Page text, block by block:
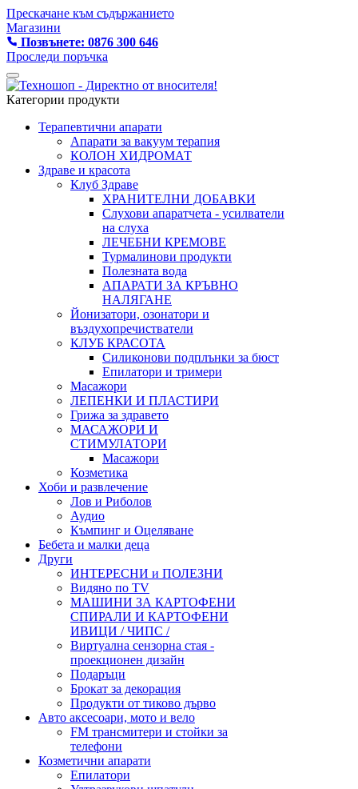
Прескачане към съдържанието
Магазини
Позвънете: 0876 300 646
Проследи поръчка
Категории продукти
Терапевтични апарати
Апарати за вакуум терапия
КОЛОН ХИДРОМАТ
Здраве и красота
Клуб Здраве
ХРАНИТЕЛНИ ДОБАВКИ
Слухови апаратчета - усилватели
на слуха
ЛЕЧЕБНИ КРЕМОВЕ
Турмалинови продукти
Полезната вода
АПАРАТИ ЗА КРЪВНО
НАЛЯГАНЕ
Йонизатори, озонатори и
въздухопречистватели
КЛУБ КРАСОТА
Силиконови подплънки за бюст
Епилатори и тримери
Масажори
ЛЕПЕНКИ И ПЛАСТИРИ
Грижа за здравето
МАСАЖОРИ И
СТИМУЛАТОРИ
Масажори
Козметика
Хоби и развлечение
Лов и Риболов
Аудио
Къмпинг и Оцеляване
Бебета и малки деца
Други
ИНТЕРЕСНИ и ПОЛЕЗНИ
Видяно по TV
МАШИНИ ЗА КАРТОФЕНИ
СПИРАЛИ И КАРТОФЕНИ
ИВИЦИ / ЧИПС /
Виртуална сензорна стая -
проекционен дизайн
Подаръци
Брокат за декорация
Продукти от тиково дърво
Авто аксесоари, мото и вело
FM трансмитери и стойки за
телефони
Козметични апарати
Епилатори